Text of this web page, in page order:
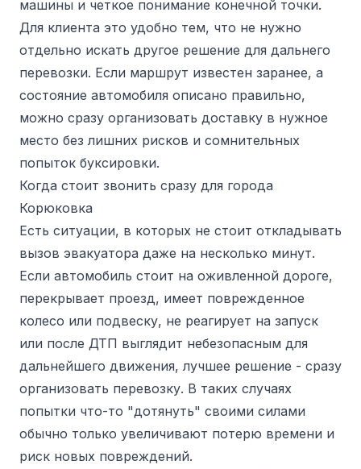
машины и четкое понимание конечной точки.
Для клиента это удобно тем, что не нужно
отдельно искать другое решение для дальнего
перевозки. Если маршрут известен заранее, а
состояние автомобиля описано правильно,
можно сразу организовать доставку в нужное
место без лишних рисков и сомнительных
попыток буксировки.
Когда стоит звонить сразу для города
Корюковка
Есть ситуации, в которых не стоит откладывать
вызов эвакуатора даже на несколько минут.
Если автомобиль стоит на оживленной дороге,
перекрывает проезд, имеет поврежденное
колесо или подвеску, не реагирует на запуск
или после ДТП выглядит небезопасным для
дальнейшего движения, лучшее решение - сразу
организовать перевозку. В таких случаях
попытки что-то "дотянуть" своими силами
обычно только увеличивают потерю времени и
риск новых повреждений.